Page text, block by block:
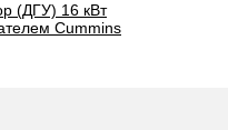
(ДГУ) 16 кВт
Cummins